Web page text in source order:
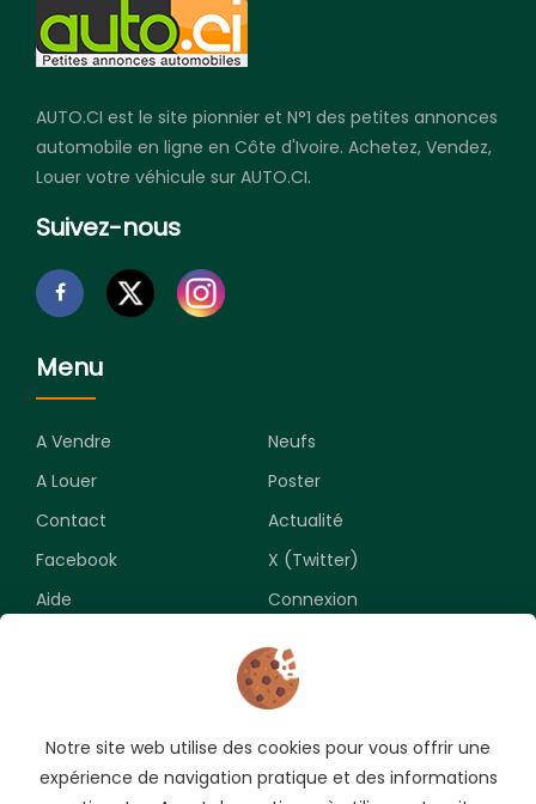
AUTO.CI est le site pionnier et N°1 des petites annonces
automobile en ligne en Côte d'Ivoire. Achetez, Vendez,
Louer votre véhicule sur AUTO.CI.
Suivez-nous
Menu
A Vendre
Neufs
A Louer
Poster
Contact
Actualité
Facebook
X (Twitter)
Aide
Connexion
Souscrivez pour recevoir les meilleures opportunités.
Notre site web utilise des cookies pour vous offrir une
expérience de navigation pratique et des informations